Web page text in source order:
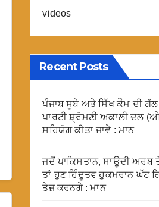
videos
Recent Posts
ਪੰਜਾਬ ਸੂਬੇ ਅਤੇ ਸਿੱਖ ਕੌਮ ਦੀ
ਪਾਰਟੀ ਸ਼੍ਰੋਮਣੀ ਅਕਾਲੀ ਦਲ
ਸਹਿਯੋਗ ਕੀਤਾ ਜਾਵੇ : ਮਾਨ
ਜਦੋਂ ਪਾਕਿਸਤਾਨ, ਸਾਊਦੀ
ਤਾਂ ਹੁਣ ਹਿੰਦੂਤਵ ਹੁਕਮਰਾਨ ਘੱਟ
ਤੇਜ਼ ਕਰਨਗੇ : ਮਾਨ